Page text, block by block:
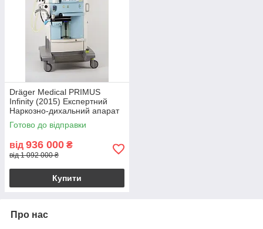
Dräger Medical PRIMUS
Infinity (2015) Експертний
Наркозно-дихальний апарат
з випарником
Готово до відправки
від 936 000 ₴
від 1 092 000 ₴
Купити
Про нас